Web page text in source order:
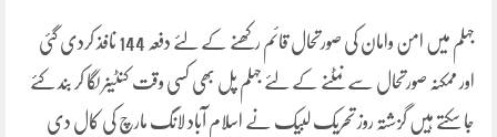
جہلم میں امن وامان کی صورتحال قائم رکھنے کے لئے دفعہ 144 نافذ کردی گئی
اور ممکنہ صورتحال سے نمٹنے کے لئے جہلم پل بھی کسی وقت کنٹینر لگا کر بند کئے
جا سکتے ہیں گزشتہ روز تحریک لبیک نے اسلام آباد لانگ مارچ کی کال دی